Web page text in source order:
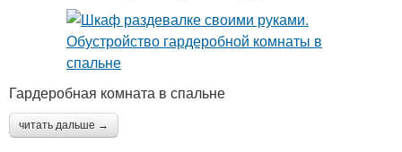
Гардеробная комната в спальне
читать дальше →